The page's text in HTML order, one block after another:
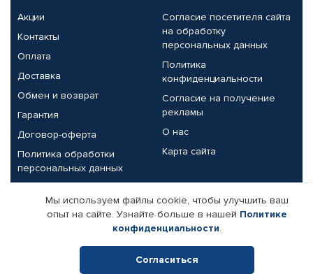
Акции
Контакты
Оплата
Доставка
Обмен и возврат
Гарантия
Договор-оферта
Политика обработки
персональных данных
Согласие посетителя сайта
на обработку
персональных данных
Политика
конфиденциальности
Согласие на получение
рекламы
О нас
Карта сайта
Партнерам
Корпоративным клиентам
Поставщикам
Реквизиты компании
Мы используем файлы cookie, чтобы улучшить ваш
опыт на сайте. Узнайте больше в нашей Политике
конфиденциальности.
Согласиться